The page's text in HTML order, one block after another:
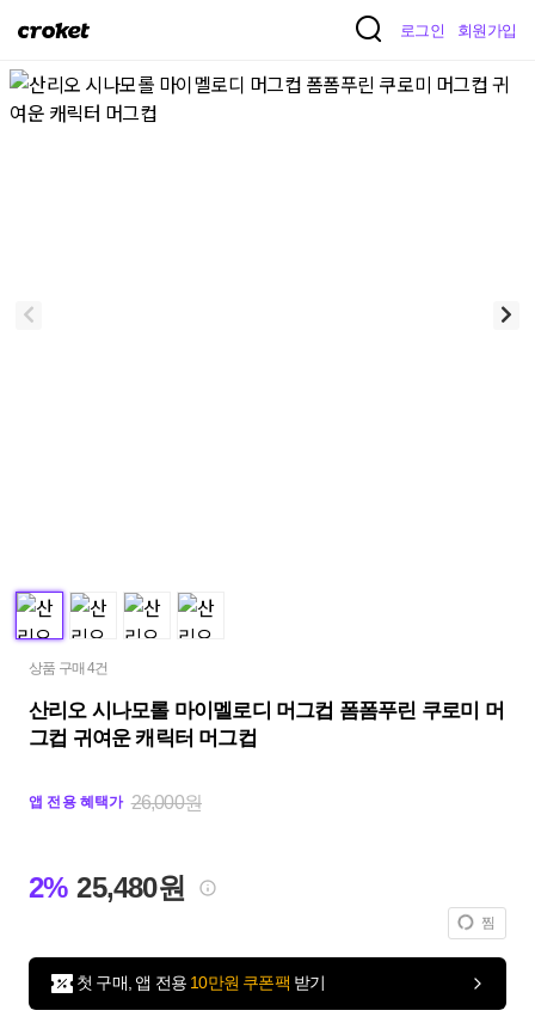
크
켓
로그인 회원가입
상품 구매 4건
산리오 시나모롤 마이멜로디 머그컵 폼폼푸린 쿠로미 머
그컵 귀여운 캐릭터 머그컵
앱 전용 혜택가 26,000원
2% 25,480원
찜
첫 구매, 앱 전용 10만원 쿠폰팩 받기